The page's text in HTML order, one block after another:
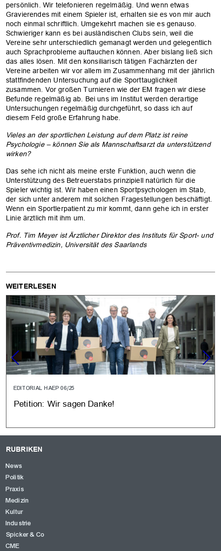
persönlich. Wir telefonieren regelmäßig. Und wenn etwas
Gravierendes mit einem Spieler ist, erhalten sie es von mir auch
noch einmal schriftlich. Umgekehrt machen sie es genauso.
Schwieriger kann es bei ausländischen Clubs sein, weil die
Vereine sehr unterschiedlich gemanagt werden und gelegentlich
auch Sprachprobleme auftauchen können. Aber bislang ließ sich
das alles lösen. Mit den konsiliarisch tätigen Fachärzten der
Vereine arbeiten wir vor allem im Zusammenhang mit der jährlich
stattfindenden Untersuchung auf die Sporttauglichkeit
zusammen. Vor großen Turnieren wie der EM fragen wir diese
Befunde regelmäßig ab. Bei uns im Institut werden derartige
Untersuchungen regelmäßig durchgeführt, so dass ich auf
diesem Feld große Erfahrung habe.
Vieles an der sportlichen Leistung auf dem Platz ist reine
Psychologie – können Sie als Mannschaftsarzt da unterstützend
wirken?
Das sehe ich nicht als meine erste Funktion, auch wenn die
Unterstützung des Betreuerstabs prinzipiell natürlich für die
Spieler wichtig ist. Wir haben einen Sportpsychologen im Stab,
der sich unter anderem mit solchen Fragestellungen beschäftigt.
Wenn ein Sportlerpatient zu mir kommt, dann gehe ich in erster
Linie ärztlich mit ihm um.
Prof. Tim Meyer ist Ärztlicher Direktor des Instituts für Sport- und
Präventivmedizin, Universität des Saarlands
WEITERLESEN
EDITORIAL HAEP 06/25
Petition: Wir sagen Danke!
RUBRIKEN
News
Politik
Praxis
Medizin
Kultur
Industrie
Spicker & Co
CME